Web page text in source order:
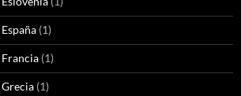
(1)
(1)
(1)